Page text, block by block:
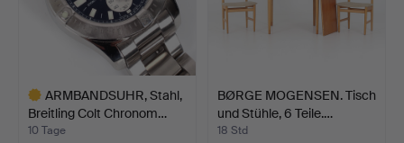
ARMBANDSUHR, Stahl,
Breitling Colt Chronom…
10 Tage
BØRGE MOGENSEN. Tisch
und Stühle, 6 Teile.…
18 Std